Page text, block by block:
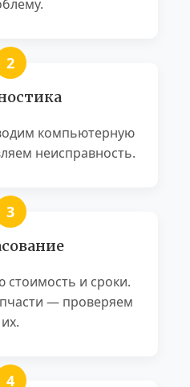
компьютерную
неисправность.
и сроки.
— проверяем
их.